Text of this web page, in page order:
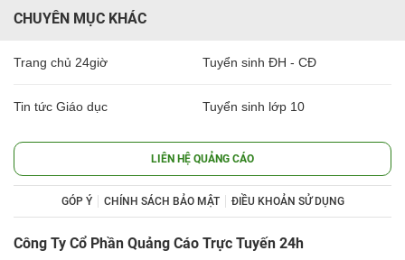
CHUYÊN MỤC KHÁC
Trang chủ 24giờ Tuyển sinh ĐH - CĐ
Tin tức Giáo dục Tuyển sinh lớp 10
LIÊN HỆ QUẢNG CÁO
GÓP Ý CHÍNH SÁCH BẢO MẬT ĐIỀU KHOẢN SỬ DỤNG
Công Ty Cổ Phần Quảng Cáo Trực Tuyến 24h